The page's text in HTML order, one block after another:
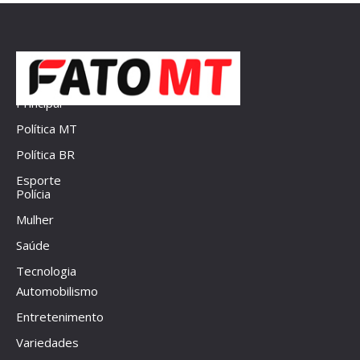
Principal
Política MT
Política BR
Esporte
Polícia
Mulher
Saúde
Tecnologia
Automobilismo
Entretenimento
Variedades